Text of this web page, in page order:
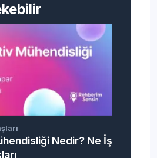
Nedir? Ne İş